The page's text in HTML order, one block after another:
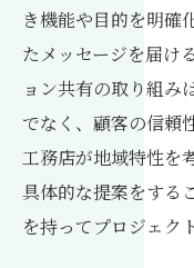
き機能や目的を明確
たメッセージを届け
ョン共有の取り組み
でなく、顧客の信頼
工務店が地域特性を
具体的な提案をする
を持ってプロジェク